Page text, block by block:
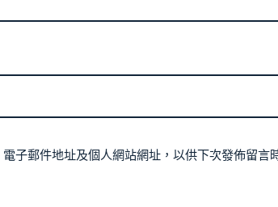
子郵件地址及個人網站網址，以供下次發佈留言